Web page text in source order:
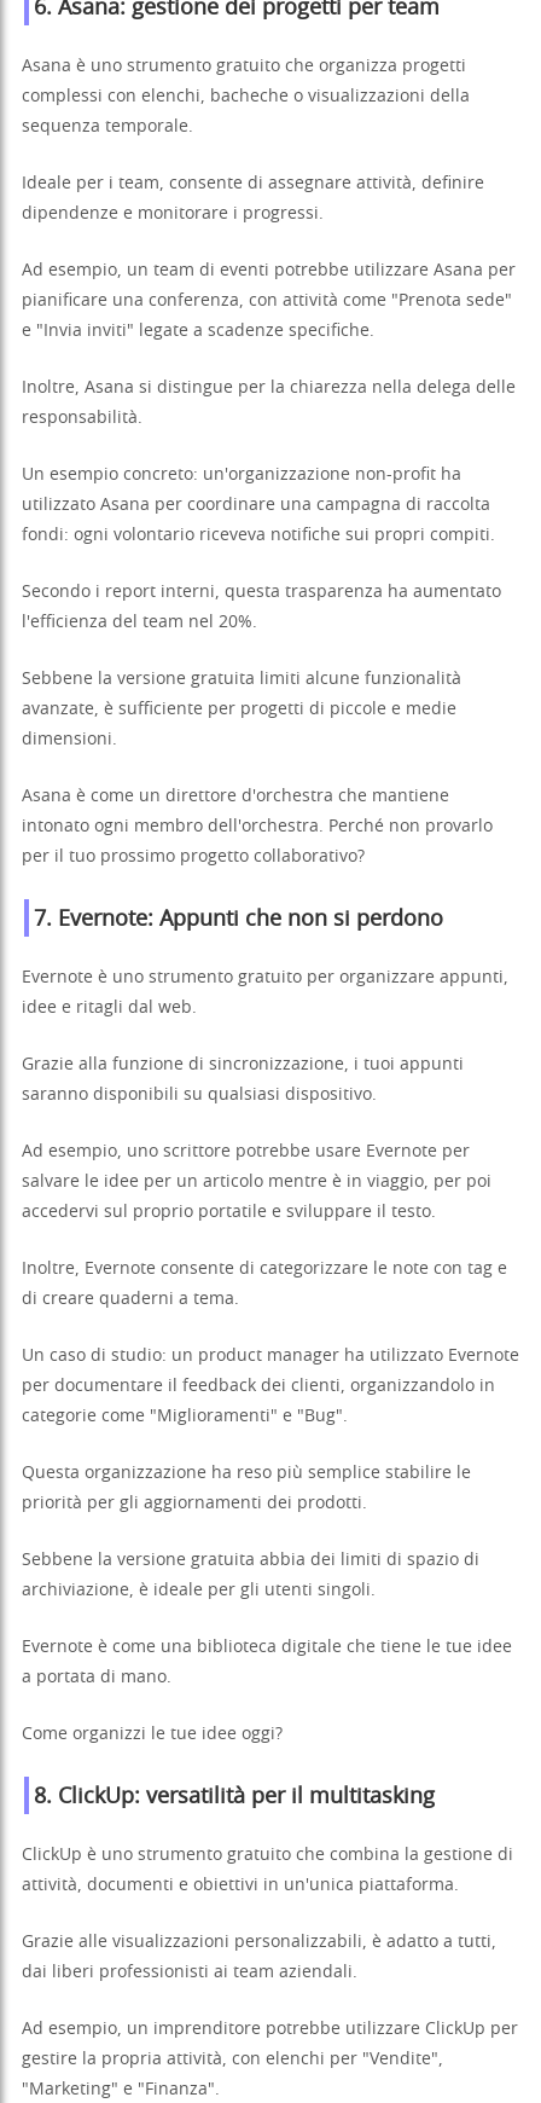
6. Asana: gestione dei progetti per team
Asana è uno strumento gratuito che organizza progetti
complessi con elenchi, bacheche o visualizzazioni della
sequenza temporale.
Ideale per i team, consente di assegnare attività, definire
dipendenze e monitorare i progressi.
Ad esempio, un team di eventi potrebbe utilizzare Asana per
pianificare una conferenza, con attività come "Prenota sede"
e "Invia inviti" legate a scadenze specifiche.
Inoltre, Asana si distingue per la chiarezza nella delega delle
responsabilità.
Un esempio concreto: un'organizzazione non-profit ha
utilizzato Asana per coordinare una campagna di raccolta
fondi: ogni volontario riceveva notifiche sui propri compiti.
Secondo i report interni, questa trasparenza ha aumentato
l'efficienza del team nel 20%.
Sebbene la versione gratuita limiti alcune funzionalità
avanzate, è sufficiente per progetti di piccole e medie
dimensioni.
Asana è come un direttore d'orchestra che mantiene
intonato ogni membro dell'orchestra. Perché non provarlo
per il tuo prossimo progetto collaborativo?
7. Evernote: Appunti che non si perdono
Evernote è uno strumento gratuito per organizzare appunti,
idee e ritagli dal web.
Grazie alla funzione di sincronizzazione, i tuoi appunti
saranno disponibili su qualsiasi dispositivo.
Ad esempio, uno scrittore potrebbe usare Evernote per
salvare le idee per un articolo mentre è in viaggio, per poi
accedervi sul proprio portatile e sviluppare il testo.
Inoltre, Evernote consente di categorizzare le note con tag e
di creare quaderni a tema.
Un caso di studio: un product manager ha utilizzato Evernote
per documentare il feedback dei clienti, organizzandolo in
categorie come "Miglioramenti" e "Bug".
Questa organizzazione ha reso più semplice stabilire le
priorità per gli aggiornamenti dei prodotti.
Sebbene la versione gratuita abbia dei limiti di spazio di
archiviazione, è ideale per gli utenti singoli.
Evernote è come una biblioteca digitale che tiene le tue idee
a portata di mano.
Come organizzi le tue idee oggi?
8. ClickUp: versatilità per il multitasking
ClickUp è uno strumento gratuito che combina la gestione di
attività, documenti e obiettivi in un'unica piattaforma.
Grazie alle visualizzazioni personalizzabili, è adatto a tutti,
dai liberi professionisti ai team aziendali.
Ad esempio, un imprenditore potrebbe utilizzare ClickUp per
gestire la propria attività, con elenchi per "Vendite",
"Marketing" e "Finanza".